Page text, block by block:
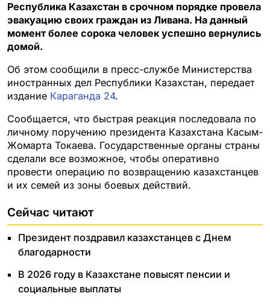
Республика Казахстан в срочном порядке провела
эвакуацию своих граждан из Ливана. На данный
момент более сорока человек успешно вернулись
домой.
Об этом сообщили в пресс-службе Министерства
иностранных дел Республики Казахстан, передает
издание Караганда 24.
Сообщается, что быстрая реакция последовала по
личному поручению президента Казахстана Касым-
Жомарта Токаева. Государственные органы страны
сделали все возможное, чтобы оперативно
провести операцию по возвращению казахстанцев
и их семей из зоны боевых действий.
Сейчас читают
Президент поздравил казахстанцев с Днем
благодарности
В 2026 году в Казахстане повысят пенсии и
социальные выплаты